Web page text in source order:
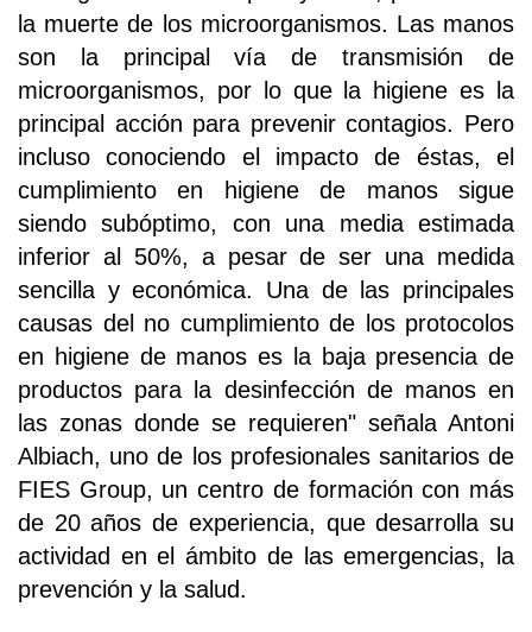
la muerte de los microorganismos. Las manos
son la principal vía de transmisión de
microorganismos, por lo que la higiene es la
principal acción para prevenir contagios. Pero
incluso conociendo el impacto de éstas, el
cumplimiento en higiene de manos sigue
siendo subóptimo, con una media estimada
inferior al 50%, a pesar de ser una medida
sencilla y económica. Una de las principales
causas del no cumplimiento de los protocolos
en higiene de manos es la baja presencia de
productos para la desinfección de manos en
las zonas donde se requieren" señala Antoni
Albiach, uno de los profesionales sanitarios de
FIES Group, un centro de formación con más
de 20 años de experiencia, que desarrolla su
actividad en el ámbito de las emergencias, la
prevención y la salud.